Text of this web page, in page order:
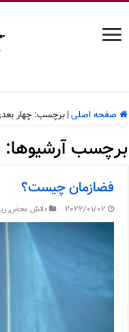
صفحه اصلی| برچسب:چهار
برچسب آرشیوها:
فضازمان چیست؟
2022/01/02 دانش محض,